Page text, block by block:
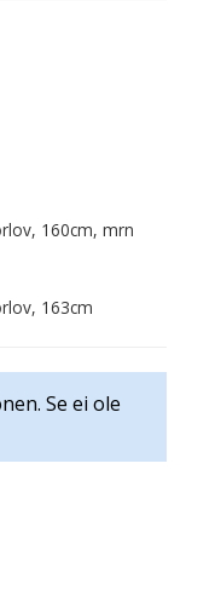
160cm, mrn
163cm
Se ei ole